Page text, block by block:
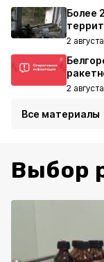
Более
2
2
Все материалы
Выбор